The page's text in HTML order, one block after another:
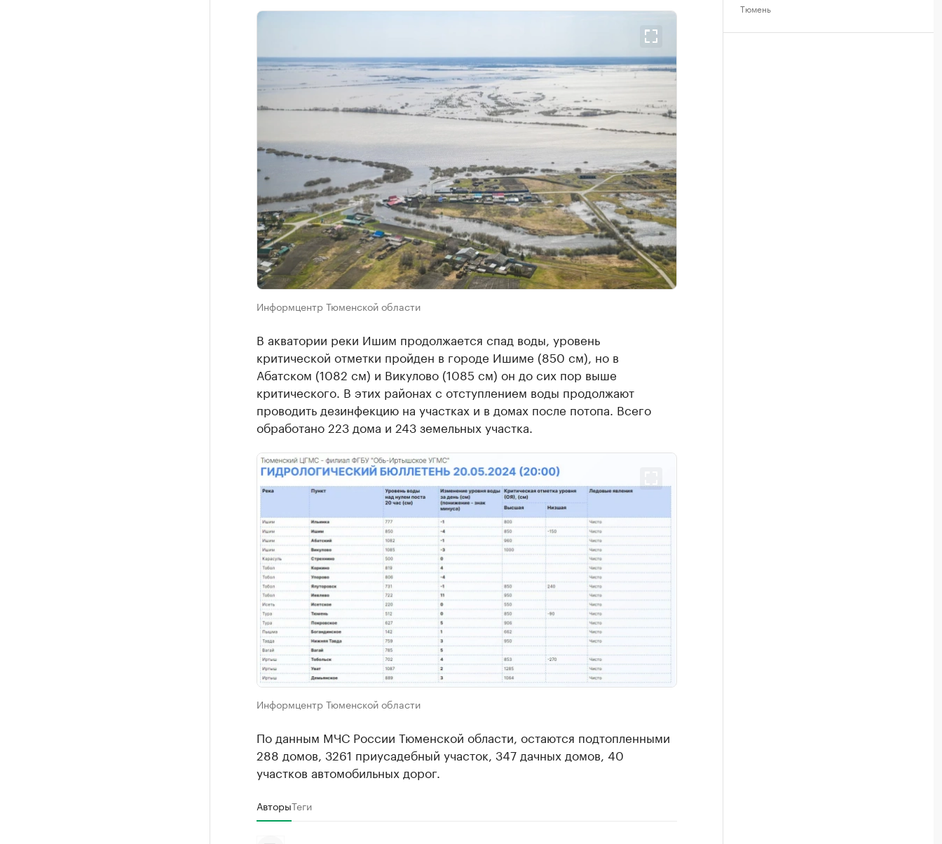
Информцентр Тюменской области
В акватории реки Ишим продолжается спад воды, уровень
критической отметки пройден в городе Ишиме (850 см), но в
Абатском (1082 см) и Викулово (1085 см) он до сих пор выше
критического. В этих районах с отступлением воды продолжают
проводить дезинфекцию на участках и в домах после потопа. Всего
обработано 223 дома и 243 земельных участка.
Информцентр Тюменской области
По данным МЧС России Тюменской области, остаются подтопленными
288 домов, 3261 приусадебный участок, 347 дачных домов, 40
участков автомобильных дорог.
АвторыТеги
Тюмень